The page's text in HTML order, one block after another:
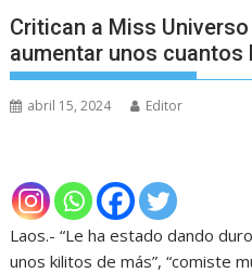
Critican a Miss
aumentar unos cuantos
abril 15, 2024 Editor
Laos.- “Le ha estado dando
unos kilitos de más”, “comiste